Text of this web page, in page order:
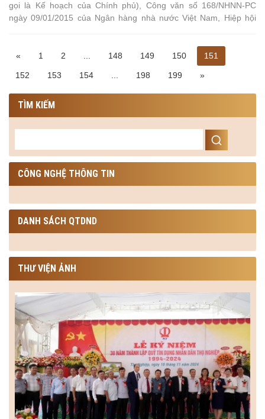
gọi là Kế hoạch của Chính phủ), Công văn số 168/NHNN-PC
ngày 09/01/2015 của Ngân hàng nhà nước Việt Nam, Hiệp hội
dung sau:
« 1 2 ... 148 149 150 151
152 153 154 ... 198 199 »
TÌM KIẾM
CÔNG NGHỆ THÔNG TIN
DANH SÁCH QTDND
THƯ VIỆN ẢNH